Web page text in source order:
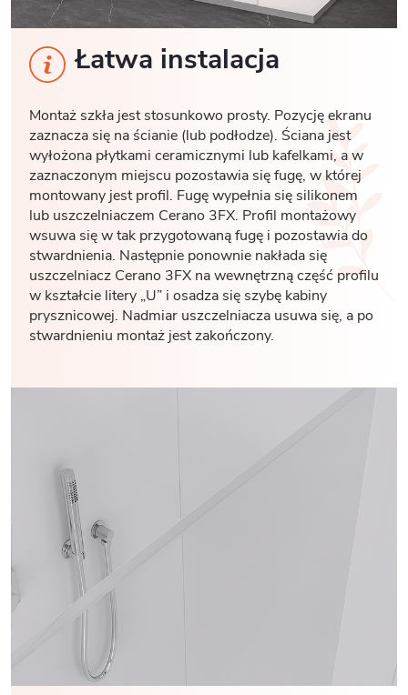
Łatwa instalacja
Montaż szkła jest stosunkowo prosty. Pozycję ekranu
zaznacza się na ścianie (lub podłodze). Ściana jest
wyłożona płytkami ceramicznymi lub kafelkami, a w
zaznaczonym miejscu pozostawia się fugę, w której
montowany jest profil. Fugę wypełnia się silikonem
lub uszczelniaczem Cerano 3FX. Profil montażowy
wsuwa się w tak przygotowaną fugę i pozostawia do
stwardnienia. Następnie ponownie nakłada się
uszczelniacz Cerano 3FX na wewnętrzną część profilu
w kształcie litery „U” i osadza się szybę kabiny
prysznicowej. Nadmiar uszczelniacza usuwa się, a po
stwardnieniu montaż jest zakończony.